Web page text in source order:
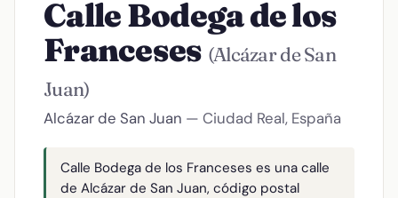
Calle Bodega de los
Franceses (Alcázar de San
Juan)
Alcázar de San Juan — Ciudad Real, España
Calle Bodega de los Franceses es una calle
de Alcázar de San Juan, código postal